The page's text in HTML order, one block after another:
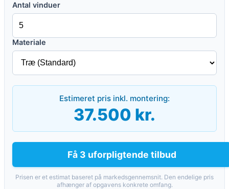
Antal vinduer
Materiale
Estimeret pris inkl. montering:
37.500 kr.
Få 3 uforpligtende tilbud
Prisen er et estimat baseret på markedsgennemsnit. Den endelige pris
afhænger af opgavens konkrete omfang.